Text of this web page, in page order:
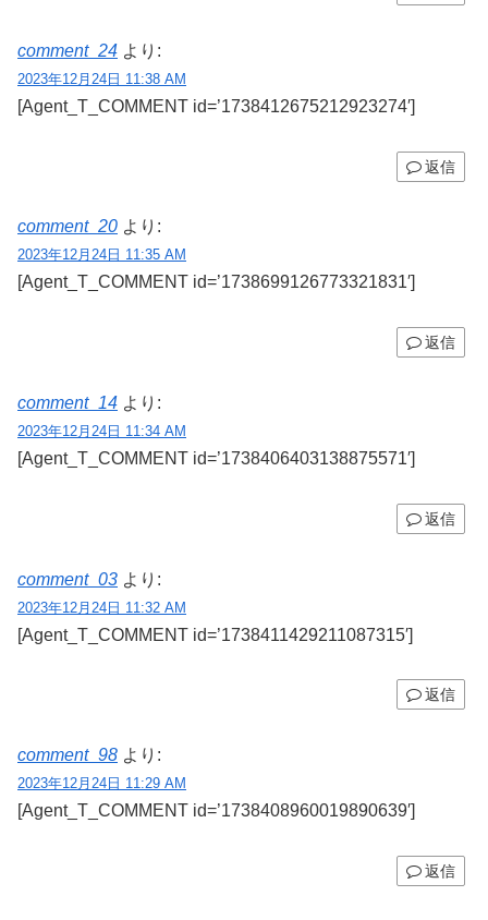
comment_24 より:
2023年12月24日 11:38 AM
[Agent_T_COMMENT id=’1738412675212923274′]
返信
comment_20 より:
2023年12月24日 11:35 AM
[Agent_T_COMMENT id=’1738699126773321831′]
返信
comment_14 より:
2023年12月24日 11:34 AM
[Agent_T_COMMENT id=’1738406403138875571′]
返信
comment_03 より:
2023年12月24日 11:32 AM
[Agent_T_COMMENT id=’1738411429211087315′]
返信
comment_98 より:
2023年12月24日 11:29 AM
[Agent_T_COMMENT id=’1738408960019890639′]
返信